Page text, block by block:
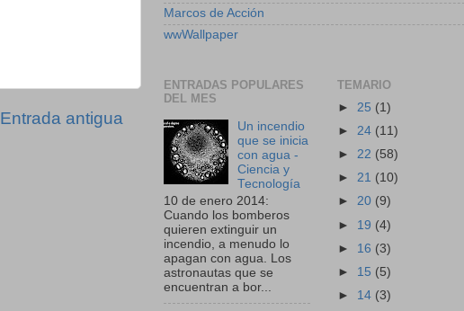
Entrada antigua
Marcos de Acción
wwWallpaper
ENTRADAS POPULARES
DEL MES
Un incendio
que se inicia
con agua -
Ciencia y
Tecnología
10 de enero 2014:
Cuando los bomberos
quieren extinguir un
incendio, a menudo lo
apagan con agua. Los
astronautas que se
encuentran a bor...
TEMARIO
► 25 (1)
► 24 (11)
► 22 (58)
► 21 (10)
► 20 (9)
► 19 (4)
► 16 (3)
► 15 (5)
► 14 (3)